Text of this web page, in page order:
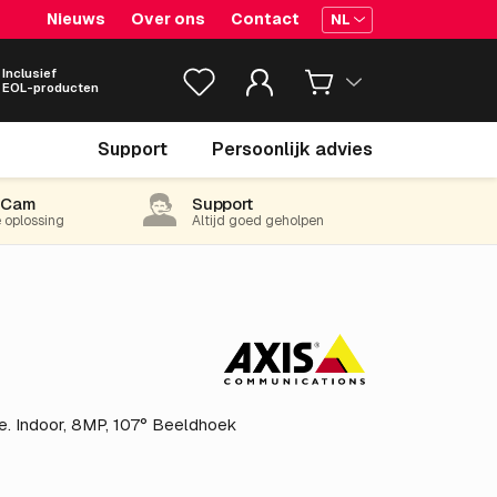
Nieuws Over ons Contact NL
Inclusief
EOL-producten
Support Persoonlijk advies
€ 227.05
Support
Altijd goed geholpen
Indoor, 8MP, 107° Beeldhoek